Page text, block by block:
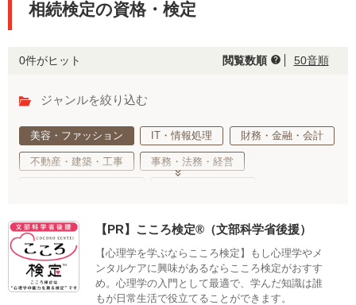
相続検定の資格・検定
0件がヒット 閲覧数順 help 50音順
ジャンルを絞り込む
美容・ファッション IT・情報処理 財務・金融・会計
不動産・建築・工事 事務・法務・経営
工業・技術・技能 調理・衛生・飲食
デザイン・クリエイティブ 語学・国際ビジネス
サステナブル・自然・環境・生物
【PR】こころ検定®（文部科学省後援）
【心理学を学ぶならこころ検定】もし心理学やメ
ンタルケアに興味があるならこころ検定がおすす
め。心理学の入門として最適で、学んだ知識は誰
もが日常生活で役立てることができます。